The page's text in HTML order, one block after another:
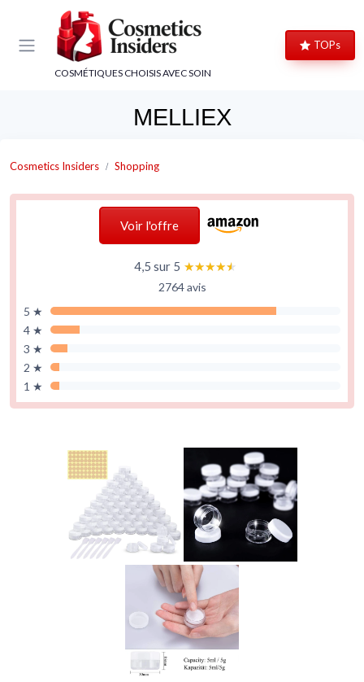
COSMÉTIQUES CHOISIS AVEC SOIN
TOPs
MELLIEX
Cosmetics Insiders Shopping
Voir l'offre
4,5 sur 5 ★★★★★
★★★★★
2764 avis
5 ★
4 ★
3 ★
2 ★
1 ★
Panneau de gestion des cookies